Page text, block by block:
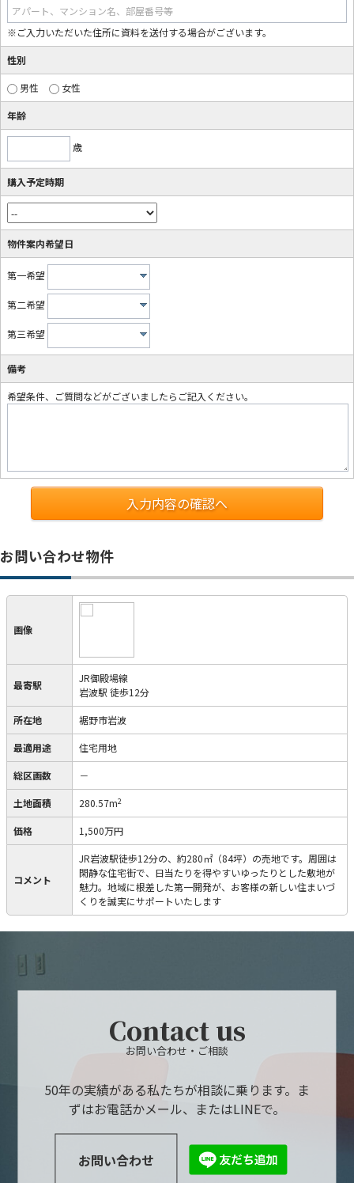
アパート、マンション名、部屋番号等
※ご入力いただいた住所に資料を送付する場合がございます。
性別
男性 女性
年齢
歳
購入予定時期
物件案内希望日
第一希望
第二希望
第三希望
備考
希望条件、ご質問などがございましたらご記入ください。
入力内容の確認へ
お問い合わせ物件
画像
最寄駅
JR御殿場線
岩波駅 徒歩12分
所在地 裾野市岩波
最適用途 住宅用地
総区画数 －
土地面積 280.57m2
価格 1,500万円
コメント
JR岩波駅徒歩12分の、約280㎡（84坪）の売地です。周囲は
閑静な住宅街で、日当たりを得やすいゆったりとした敷地が
魅力。地域に根差した第一開発が、お客様の新しい住まいづ
くりを誠実にサポートいたします
Contact us
お問い合わせ・ご相談
50年の実績がある私たちが相談に乗ります。ま
ずはお電話かメール、またはLINEで。
お問い合わせ